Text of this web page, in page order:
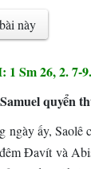
này
Sm 26, 2. 7-
quyển
ngày ấy, Saolê
Ðavít và